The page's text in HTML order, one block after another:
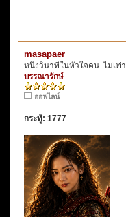
masapaer
หนึ่งวินาทีในหัวใจคน..ไม่เท่า
บรรณารักษ์
ออฟไลน์
กระทู้: 1777